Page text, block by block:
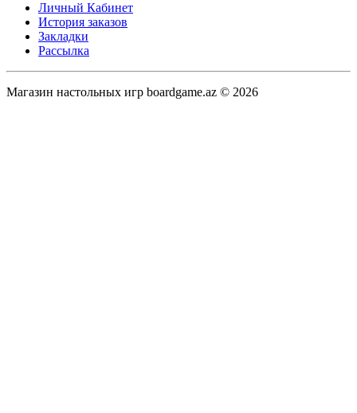
Личный Кабинет
История заказов
Закладки
Рассылка
Магазин настольных игр boardgame.az © 2026